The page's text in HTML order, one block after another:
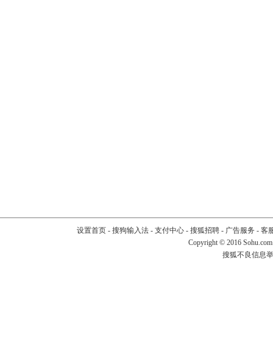
设置首页- 搜狗输入法- 支付中心- 搜狐招聘- 广告服务 - 客
Copyright © 2016
搜狐不良信息